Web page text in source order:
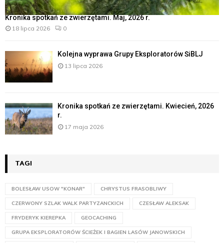
Kronika spotkań ze zwierzętami. Maj, 2026 r.
18 lipca 2026 0
Kolejna wyprawa Grupy Eksploratorów ŚiBLJ
13 lipca 2026
Kronika spotkań ze zwierzętami. Kwiecień, 2026
r.
17 maja 2026
TAGI
BOLESŁAW USOW "KONAR" CHRYSTUS FRASOBLIWY
CZERWONY SZLAK WALK PARTYZANCKICH CZESŁAW ALEKSAK
FRYDERYK KIEREPKA GEOCACHING
GRUPA EKSPLORATORÓW ŚCIEŻEK I BAGIEN LASÓW JANOWSKICH